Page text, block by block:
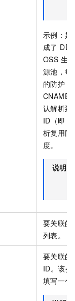
示例：如
成了
OSS 生
源池，每
的防护
CNAME
认解析到
ID（即
析复用同
度。
说明
要关联的
列表。
要关联的
ID。该
填写一个